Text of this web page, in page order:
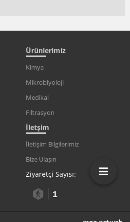
Ürünlerimiz
Kimya
Mikrobiyoloji
Medikal
Filtrasyon
İletşim
İletişim Bilgilerimiz
Bize Ulaşın
Ziyaretçi Sayısı:
1